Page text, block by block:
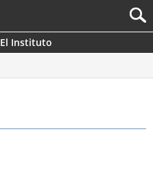
El Instituto